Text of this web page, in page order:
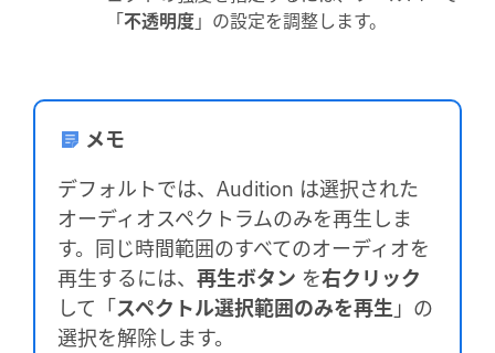
「不透明度」の設定を調整します。
メモ
デフォルトでは、Audition は選択された
オーディオスペクトラムのみを再生しま
す。同じ時間範囲のすべてのオーディオを
再生するには、 再生ボタン を右クリック
して「スペクトル選択範囲のみを再生」の
選択を解除します。